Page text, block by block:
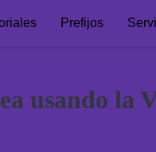
Prefijos
usando la